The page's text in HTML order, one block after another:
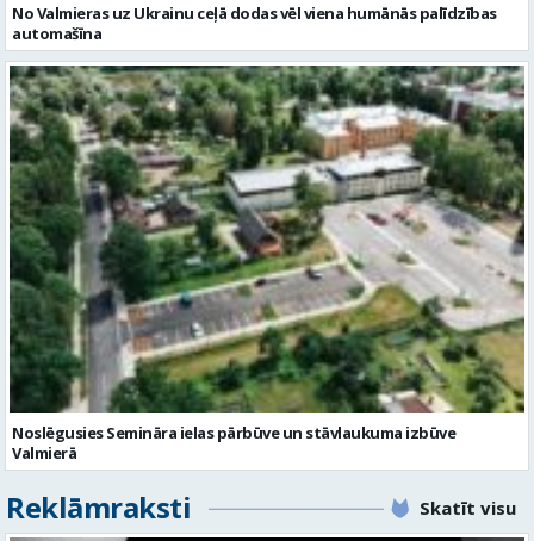
No Valmieras uz Ukrainu ceļā dodas vēl viena humānās palīdzības
automašīna
Noslēgusies Semināra ielas pārbūve un stāvlaukuma izbūve
Valmierā
Reklāmraksti Skatīt visu